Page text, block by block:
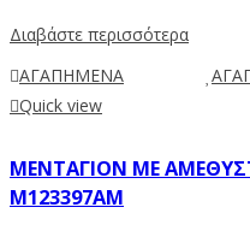
Διαβάστε περισσότερα
ΑΓΑΠΗΜΕΝΑ
Quick view
ΜΕΝΤΑΓΙΌΝ ΜΕ
M123397AM